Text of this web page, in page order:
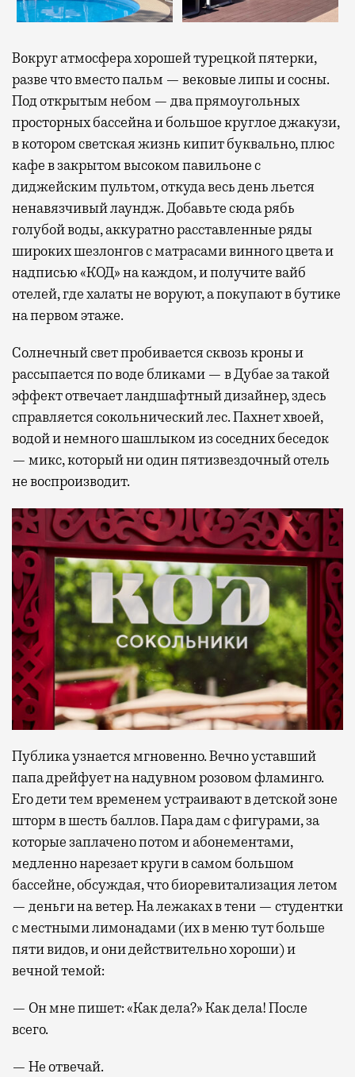
Вокруг атмосфера хорошей турецкой пятерки,
разве что вместо пальм — вековые липы и сосны.
Под открытым небом — два прямоугольных
просторных бассейна и большое круглое джакузи,
в котором светская жизнь кипит буквально, плюс
кафе в закрытом высоком павильоне с
диджейским пультом, откуда весь день льется
ненавязчивый лаундж. Добавьте сюда рябь
голубой воды, аккуратно расставленные ряды
широких шезлонгов с матрасами винного цвета и
надписью «КОД» на каждом, и получите вайб
отелей, где халаты не воруют, а покупают в бутике
на первом этаже.
Солнечный свет пробивается сквозь кроны и
рассыпается по воде бликами — в Дубае за такой
эффект отвечает ландшафтный дизайнер, здесь
справляется сокольнический лес. Пахнет хвоей,
водой и немного шашлыком из соседних беседок
— микс, который ни один пятизвездочный отель
не воспроизводит.
Публика узнается мгновенно. Вечно уставший
папа дрейфует на надувном розовом фламинго.
Его дети тем временем устраивают в детской зоне
шторм в шесть баллов. Пара дам с фигурами, за
которые заплачено потом и абонементами,
медленно нарезает круги в самом большом
бассейне, обсуждая, что биоревитализация летом
— деньги на ветер. На лежаках в тени — студентки
с местными лимонадами (их в меню тут больше
пяти видов, и они действительно хороши) и
вечной темой:
— Он мне пишет: «Как дела?» Как дела! После
всего.
— Не отвечай.